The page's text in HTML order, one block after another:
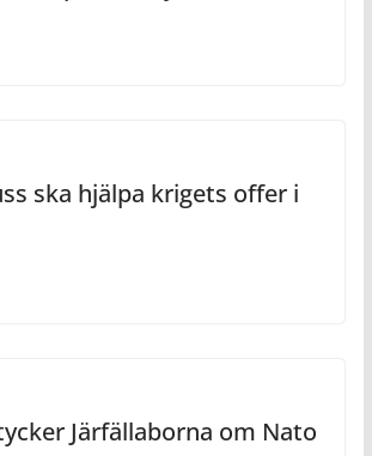
ska hjälpa krigets offer i
Järfällaborna om Nato